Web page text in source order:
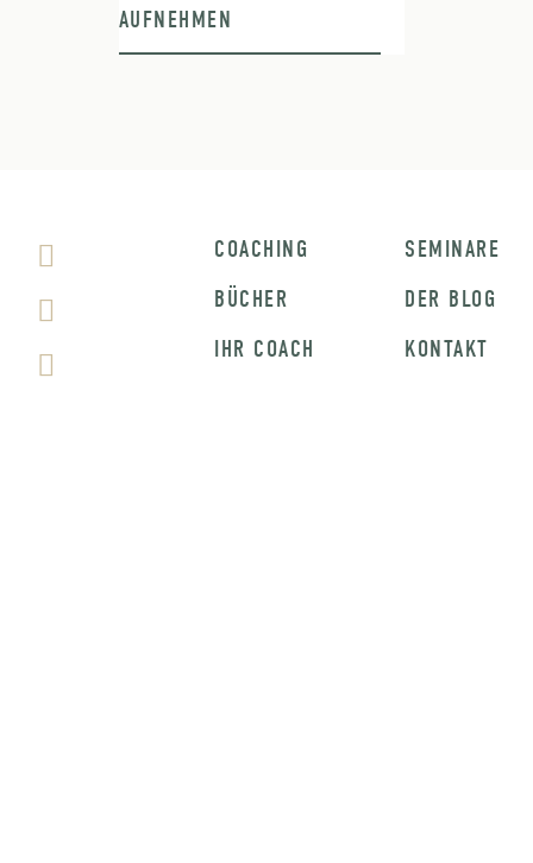
AUFNEHMEN
COACHING
BÜCHER
IHR COACH
SEMINARE
DER BLOG
KONTAKT